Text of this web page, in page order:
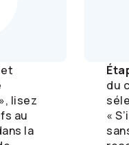
lisez
au
la
du
«